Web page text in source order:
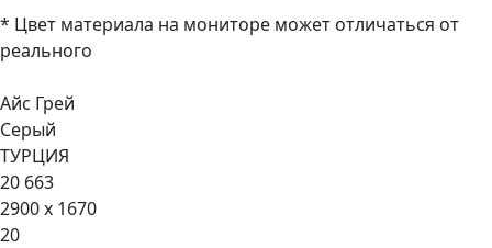
* Цвет материала на мониторе может отличаться от
реального
Айс Грей
Серый
ТУРЦИЯ
20 663
2900 x 1670
20